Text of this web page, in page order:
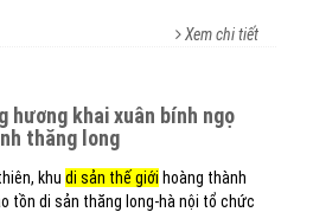
Xem chi tiết
thăng long
khu di sản thế giới hoàng thành
tồn di sản thăng long-hà nội tổ chức